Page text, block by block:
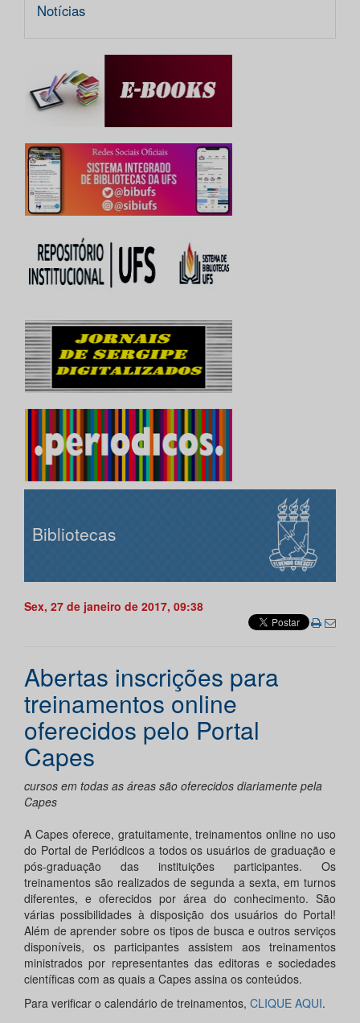
Notícias
Bibliotecas
Sex, 27 de janeiro de 2017, 09:38
Abertas inscrições para
treinamentos online
oferecidos pelo Portal
Capes
cursos em todas as áreas são oferecidos diariamente pela
Capes
A Capes oferece, gratuitamente, treinamentos online no uso
do Portal de Periódicos a todos os usuários de graduação e
pós-graduação das instituições participantes. Os
treinamentos são realizados de segunda a sexta, em turnos
diferentes, e oferecidos por área do conhecimento. São
várias possibilidades à disposição dos usuários do Portal!
Além de aprender sobre os tipos de busca e outros serviços
disponíveis, os participantes assistem aos treinamentos
ministrados por representantes das editoras e sociedades
científicas com as quais a Capes assina os conteúdos.
Para verificar o calendário de treinamentos, CLIQUE AQUI.